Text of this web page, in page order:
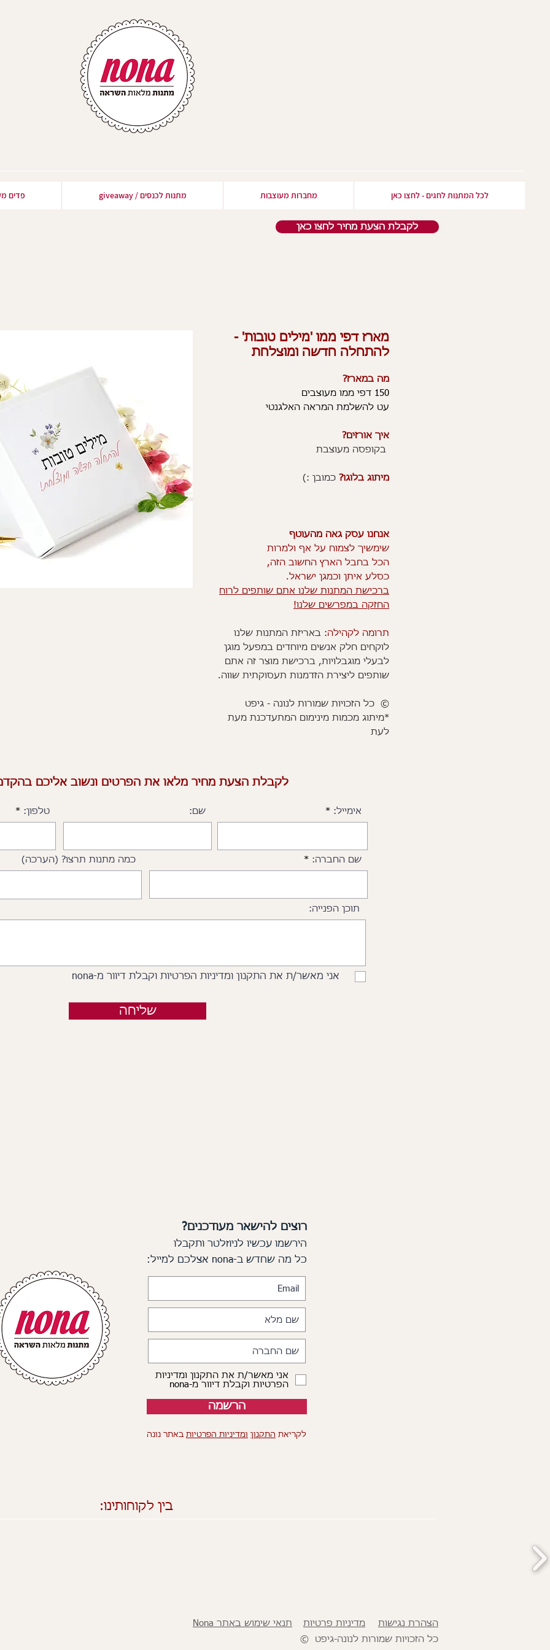
לכל המתנות לחגים - לחצו כאן מחברות מעוצבות מתנות לכנסים / giveaway פדים
לקבלת הצעת מחיר לחצו כאן
מארז דפי ממו 'מילים טובות' -
להתחלה חדשה ומוצלחת
מה במארז?
150 דפי ממו מעוצבים
עט להשלמת המראה האלגנטי
איך אורזים?
בקופסה מעוצבת
מיתוג בלוגו? כמובן :)
אנחנו עסק גאה מהעוטף
שימשיך לצמוח על אף ולמרות
הכל בחבל הארץ החשוב הזה,
כסלע איתן וכמגן ישראל.
ברכישת המתנות שלנו אתם שותפים לרוח
החזקה במפרשים שלנו!
תרומה לקהילה: באריזת המתנות שלנו
לוקחים חלק אנשים מיוחדים במפעל מוגן
לבעלי מוגבלויות, ברכישת מוצר זה אתם
שותפים ליצירת הזדמנות תעסוקתית שווה.
© כל הזכויות שמורות לנונה - גיפט
*מיתוג מכמות מינימום המתעדכנת מעת
לעת
לקבלת הצעת מחיר מלאו את הפרטים ונשוב אליכם
טלפון: שם: אימייל:
כמה מתנות תרצו? (הערכה) שם החברה:
תוכן הפנייה:
אני מאשר/ת את התקנון ומדיניות הפרטיות וקבלת דיוור מ-nona
שליחה
רוצים להישאר מעודכנים?
הירשמו עכשיו לניוזלטר ותקבלו
כל מה שחדש ב-nona אצלכם למייל:
אני מאשר/ת את התקנון ומדיניות
הפרטיות וקבלת דיוור מ-nona
הרשמה
לקריאת התקנון ומדיניות הפרטיות באתר נונה
בין לקוחותינו:
הצהרת נגישות מדיניות פרטיות
תנאי שימוש באתר Nona
© כל הזכויות שמורות לנונה-גיפט